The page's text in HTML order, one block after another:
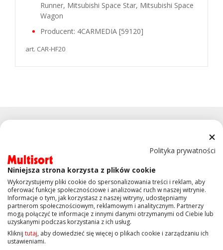
Runner, Mitsubishi Space Star, Mitsubishi Space
Wagon
Producent: 4CARMEDIA [59120]
art. CAR-HF20
KONTAKT
OBSŁUGA KLIENTA
INFORMACJE
Polityka prywatności
Niniejsza strona korzysta z plików cookie
Wykorzystujemy pliki cookie do spersonalizowania treści i reklam, aby
oferować funkcje społecznościowe i analizować ruch w naszej witrynie.
Informacje o tym, jak korzystasz z naszej witryny, udostępniamy
partnerom społecznościowym, reklamowym i analitycznym. Partnerzy
mogą połączyć te informacje z innymi danymi otrzymanymi od Ciebie lub
uzyskanymi podczas korzystania z ich usług.
Kliknij tutaj, aby dowiedzieć się więcej o plikach cookie i zarządzaniu ich
ustawieniami.